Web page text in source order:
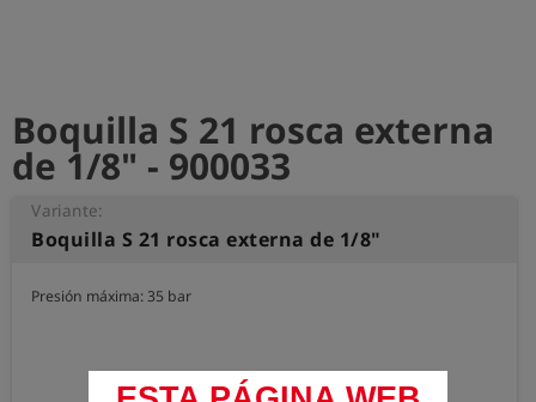
Boquilla S 21 rosca externa
de 1/8" - 900033
Variante:
Boquilla S 21 rosca externa de 1/8"
Presión máxima: 35 bar